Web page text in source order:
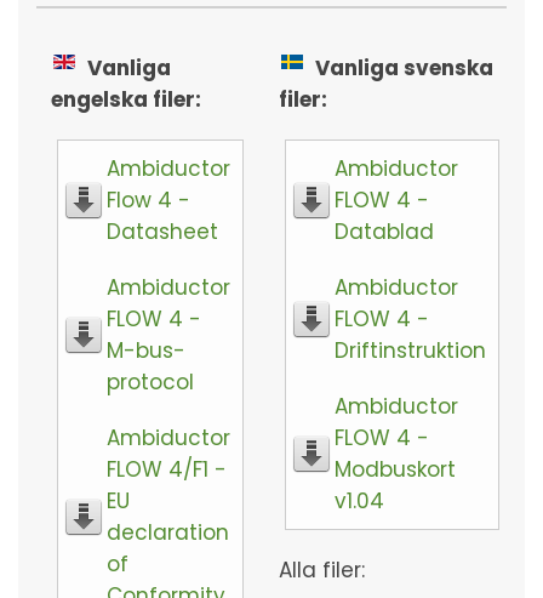
Vanliga
engelska filer:
Ambiductor
Flow 4 -
Datasheet
Ambiductor
FLOW 4 -
M-bus-
protocol
Ambiductor
FLOW 4/F1 -
EU
declaration
of
Vanliga svenska
filer:
Ambiductor
FLOW 4 -
Datablad
Ambiductor
FLOW 4 -
Driftinstruktion
Ambiductor
FLOW 4 -
Modbuskort
v1.04
Alla filer: